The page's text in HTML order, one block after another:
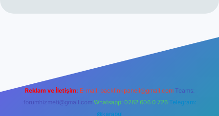
Reklam ve İletişim: E-mail: backlinkpaneli@gmail.com Teams:
forumhizmeti@gmail.com Whatsapp: 0262 606 0 726 Telegram:
@karabul